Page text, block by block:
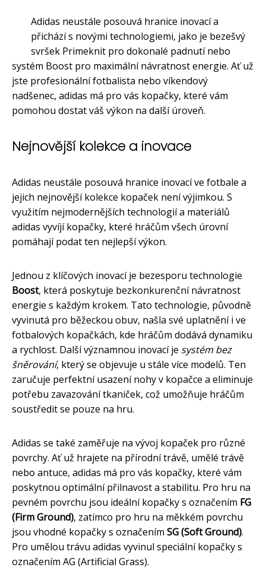
Adidas neustále posouvá hranice inovací a
přichází s novými technologiemi, jako je bezešvý
svršek Primeknit pro dokonalé padnutí nebo
systém Boost pro maximální návratnost energie. Ať už
jste profesionální fotbalista nebo víkendový
nadšenec, adidas má pro vás kopačky, které vám
pomohou dostat váš výkon na další úroveň.
Nejnovější kolekce a inovace
Adidas neustále posouvá hranice inovací ve fotbale a
jejich nejnovější kolekce kopaček není výjimkou. S
využitím nejmodernějších technologií a materiálů
adidas vyvíjí kopačky, které hráčům všech úrovní
pomáhají podat ten nejlepší výkon.
Jednou z klíčových inovací je bezesporu technologie
Boost, která poskytuje bezkonkurenční návratnost
energie s každým krokem. Tato technologie, původně
vyvinutá pro běžeckou obuv, našla své uplatnění i ve
fotbalových kopačkách, kde hráčům dodává dynamiku
a rychlost. Další významnou inovací je systém bez
šněrování, který se objevuje u stále více modelů. Ten
zaručuje perfektní usazení nohy v kopačce a eliminuje
potřebu zavazování tkaniček, což umožňuje hráčům
soustředit se pouze na hru.
Adidas se také zaměřuje na vývoj kopaček pro různé
povrchy. Ať už hrajete na přírodní trávě, umělé trávě
nebo antuce, adidas má pro vás kopačky, které vám
poskytnou optimální přilnavost a stabilitu. Pro hru na
pevném povrchu jsou ideální kopačky s označením FG
(Firm Ground), zatímco pro hru na měkkém povrchu
jsou vhodné kopačky s označením SG (Soft Ground).
Pro umělou trávu adidas vyvinul speciální kopačky s
označením AG (Artificial Grass).